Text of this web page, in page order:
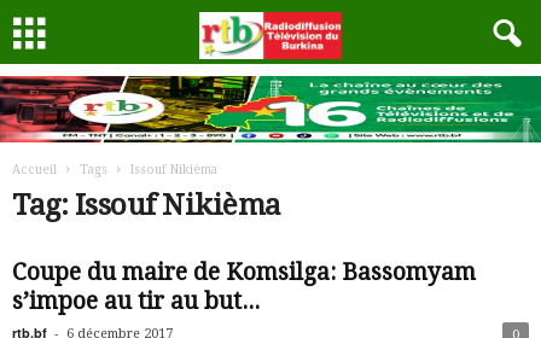
Accueil Tags Issouf Nikièma
Tag: Issouf Nikièma
Coupe du maire de Komsilga: Bassomyam
s’impoe au tir au but...
rtb.bf - 6 décembre 2017